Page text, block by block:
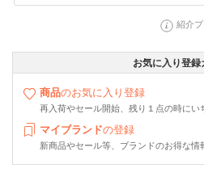
紹介
お気に入り登録
商品のお気に入り登録
再入荷やセール開始、残り１点の時にい
マイブランドの登録
新商品やセール等、ブランドのお得な情